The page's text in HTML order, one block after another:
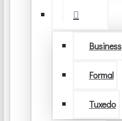
Business
Formal
Tuxedo